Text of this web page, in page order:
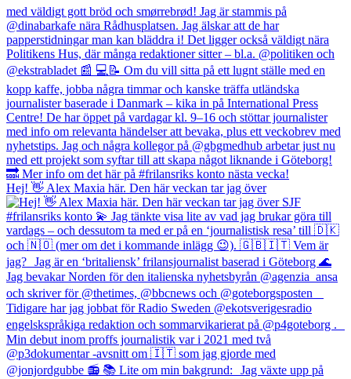
Hej! 👋 Alex Maxia här. Den här veckan tar jag över